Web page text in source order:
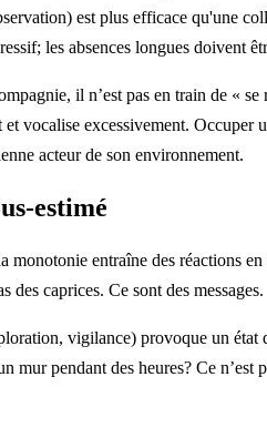
est plus efficace qu'une
les absences longues doivent
il n’est pas en train de
vocalise excessivement.
acteur de son environnement.
estimé
monotonie entraîne des réactions en
des caprices. Ce sont des messages.
vigilance) provoque un
pendant des heures? Ce